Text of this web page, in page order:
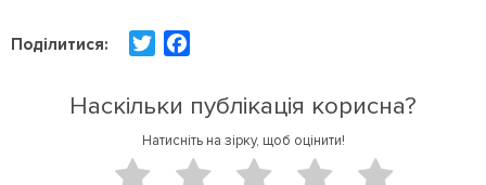
Поділитися:
t
t
e
b
o
Наскільки публікація корисна?
Натисніть на зірку, щоб оцінити!